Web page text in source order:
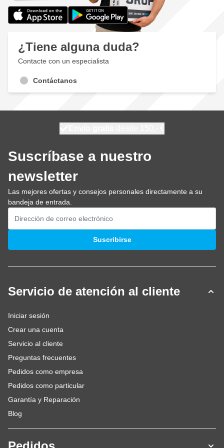
¿Tiene alguna duda?
Contacte con un especialista
Contáctanos
Suscríbase a nuestro
newsletter
Las mejores ofertas y consejos personales directamente a su
bandeja de entrada.
Dirección de email
Suscribirse
Servicio de atención al cliente
Iniciar sesión
Crear una cuenta
Servicio al cliente
Preguntas frecuentes
Pedidos como empresa
Pedidos como particular
Garantía y Reparación
Blog